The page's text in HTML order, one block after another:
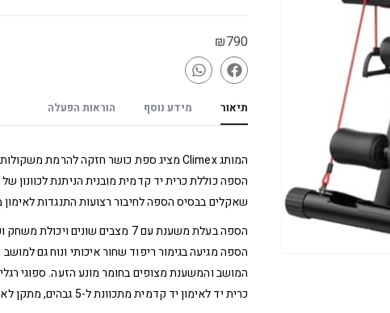
₪790
תיאור מידע נוסף הוראות הפעלה
המותג Climex מציג ספת כושר חזקה להרמת משקולות ולמגוון רחב של תרגילים.
הספה כוללת כרית יד קדמית מובנית הניתנת לכוונון של 5 גבהים שונים.
שאקלים בבסיס הספה לחיבור רצועות התנגדות לאימון
הספה בעלת משענת עם 7 מצבים שונים ויכולת משחק וכוונון עד 180 מעלות.
הספה מגיעה בגימור ריפוד שחור איכותי ונוח גם
המושב והמשענת מצופים בחומר מונע הזעה. ספוגי
כרית יד לאימון יד קדמית מתכוונת ל-5 גבהים, מתקן לאימון רגליים, מתכוונן ל-2 מצבים